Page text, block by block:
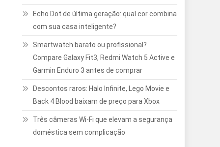
Echo Dot de última geração: qual cor combina
com sua casa inteligente?
Smartwatch barato ou profissional?
Compare Galaxy Fit3, Redmi Watch 5 Active e
Garmin Enduro 3 antes de comprar
Descontos raros: Halo Infinite, Lego Movie e
Back 4 Blood baixam de preço para Xbox
Três câmeras Wi-Fi que elevam a segurança
doméstica sem complicação